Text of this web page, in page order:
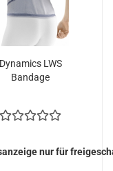
Dynamics LWS
Bandage
nur für